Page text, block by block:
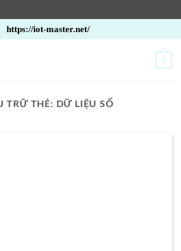
https://iot-master.net/
0
TRỮ THẺ: DỮ LIỆU SỐ